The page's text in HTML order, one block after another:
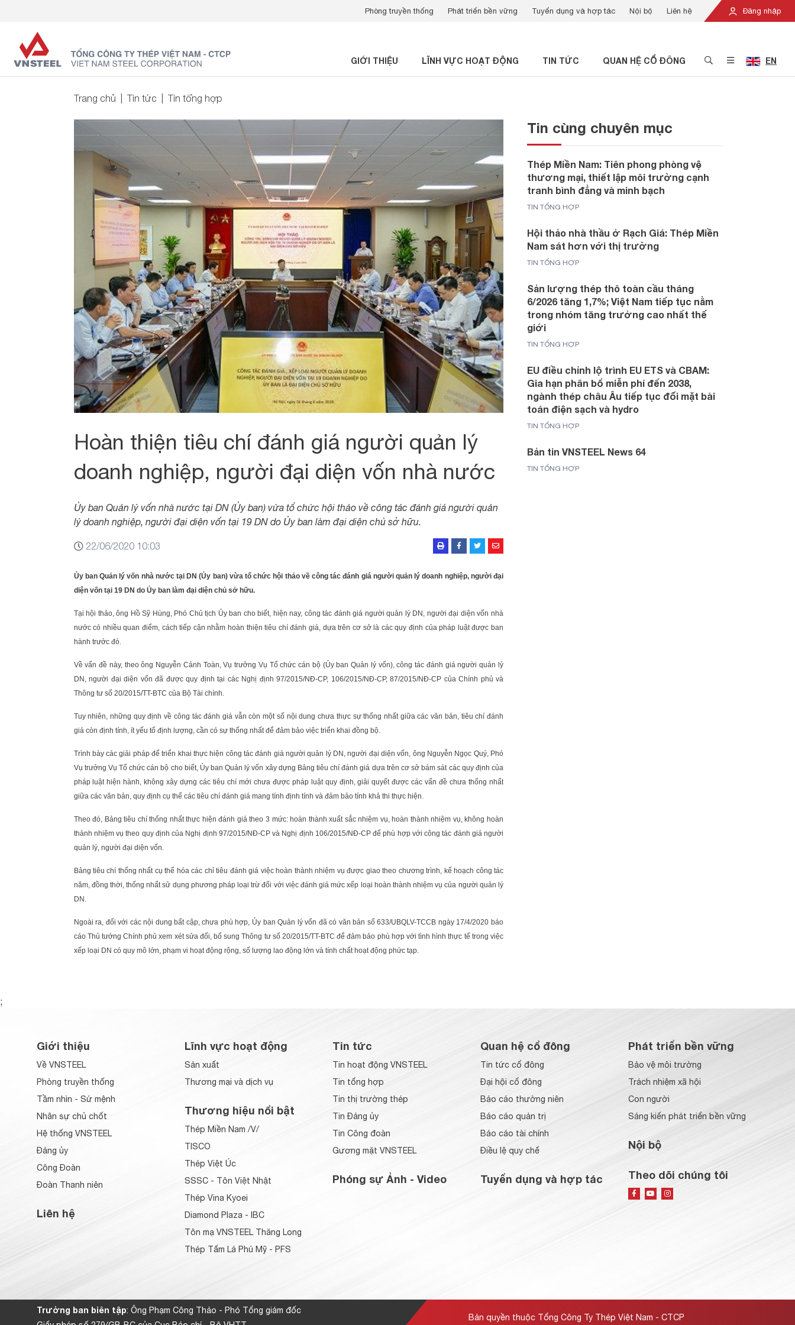
Đăng nhập
Phòng truyền thống Phát triển bền vững Tuyển dụng và hợp tác Nội bộ Liên hệ
GIỚI THIỆU LĨNH VỰC HOẠT ĐỘNG TIN TỨC QUAN HỆ CỔ ĐÔNG EN
Trang chủ Tin tức Tin tổng hợp
Hoàn thiện tiêu chí đánh giá người quản lý
doanh nghiệp, người đại diện vốn nhà nước
Ủy ban Quản lý vốn nhà nước tại DN (Ủy ban) vừa tổ chức hội thảo về công tác đánh giá người quản
lý doanh nghiệp, người đại diện vốn tại 19 DN do Ủy ban làm đại diện chủ sở hữu.
22/06/2020 10:03
Ủy ban Quản lý vốn nhà nước tại DN (Ủy ban) vừa tổ chức hội thảo về công tác đánh giá người quản lý doanh nghiệp, người đại
diện vốn tại 19 DN do Ủy ban làm đại diện chủ sở hữu.
Tại hội thảo, ông Hồ Sỹ Hùng, Phó Chủ tịch Ủy ban cho biết, hiện nay, công tác đánh giá người quản lý DN, người đại diện vốn nhà
nước có nhiều quan điểm, cách tiếp cận nhằm hoàn thiện tiêu chí đánh giá, dựa trên cơ sở là các quy định của pháp luật được ban
hành trước đó.
Về vấn đề này, theo ông Nguyễn Cảnh Toàn, Vụ trưởng Vụ Tổ chức cán bộ (Ủy ban Quản lý vốn), công tác đánh giá người quản lý
DN, người đại diện vốn đã được quy định tại các Nghị định 97/2015/NĐ-CP, 106/2015/NĐ-CP, 87/2015/NĐ-CP của Chính phủ và
Thông tư số 20/2015/TT-BTC của Bộ Tài chính.
Tuy nhiên, những quy định về công tác đánh giá vẫn còn một số nội dung chưa thực sự thống nhất giữa các văn bản, tiêu chí đánh
giá còn định tính, ít yếu tố định lượng, cần có sự thống nhất để đảm bảo việc triển khai đồng bộ.
Trình bày các giải pháp để triển khai thực hiện công tác đánh giá người quản lý DN, người đại diện vốn, ông Nguyễn Ngọc Quý, Phó
Vụ trưởng Vụ Tổ chức cán bộ cho biết, Ủy ban Quản lý vốn xây dựng Bảng tiêu chí đánh giá dựa trên cơ sở bám sát các quy định của
pháp luật hiện hành, không xây dựng các tiêu chí mới chưa được pháp luật quy định, giải quyết được các vấn đề chưa thống nhất
giữa các văn bản, quy định cụ thể các tiêu chí đánh giá mang tính định tính và đảm bảo tính khả thi thực hiện.
Theo đó, Bảng tiêu chí thống nhất thực hiện đánh giá theo 3 mức: hoàn thành xuất sắc nhiệm vụ, hoàn thành nhiệm vụ, không hoàn
thành nhiệm vụ theo quy định của Nghị định 97/2015/NĐ-CP và Nghị định 106/2015/NĐ-CP để phù hợp với công tác đánh giá người
quản lý, người đại diện vốn.
Bảng tiêu chí thống nhất cụ thể hóa các chỉ tiêu đánh giá việc hoàn thành nhiệm vụ được giao theo chương trình, kế hoạch công tác
năm, đồng thời, thống nhất sử dụng phương pháp loại trừ đối với việc đánh giá mức xếp loại hoàn thành nhiệm vụ của người quản lý
DN.
Ngoài ra, đối với các nội dung bất cập, chưa phù hợp, Ủy ban Quản lý vốn đã có văn bản số 633/UBQLV-TCCB ngày 17/4/2020 báo
cáo Thủ tướng Chính phủ xem xét sửa đổi, bổ sung Thông tư số 20/2015/TT-BTC để đảm bảo phù hợp với tình hình thực tế trong việc
xếp loại DN có quy mô lớn, phạm vi hoạt động rộng, số lượng lao động lớn và tính chất hoạt động phức tạp.
Tin cùng chuyên mục
Thép Miền Nam: Tiên phong phòng vệ
thương mại, thiết lập môi trường cạnh
tranh bình đẳng và minh bạch
TIN TỔNG HỢP
Hội thảo nhà thầu ở Rạch Giá: Thép Miền
Nam sát hơn với thị trường
TIN TỔNG HỢP
Sản lượng thép thô toàn cầu tháng
6/2026 tăng 1,7%; Việt Nam tiếp tục nằm
trong nhóm tăng trưởng cao nhất thế
giới
TIN TỔNG HỢP
EU điều chỉnh lộ trình EU ETS và CBAM:
Gia hạn phân bổ miễn phí đến 2038,
ngành thép châu Âu tiếp tục đối mặt bài
toán điện sạch và hydro
TIN TỔNG HỢP
Bản tin VNSTEEL News 64
TIN TỔNG HỢP
;
Giới thiệu
Về VNSTEEL
Phòng truyền thống
Tầm nhìn - Sứ mệnh
Nhân sự chủ chốt
Hệ thống VNSTEEL
Đảng ủy
Công Đoàn
Đoàn Thanh niên
Liên hệ
Lĩnh vực hoạt động
Sản xuất
Thương mại và dịch vụ
Thương hiệu nổi bật
Thép Miền Nam /V/
TISCO
Thép Việt Úc
SSSC - Tôn Việt Nhật
Thép Vina Kyoei
Diamond Plaza - IBC
Tôn mạ VNSTEEL Thăng Long
Thép Tấm Lá Phú Mỹ - PFS
Tin tức
Tin hoạt động VNSTEEL
Tin tổng hợp
Tin thị trường thép
Tin Đảng ủy
Tin Công đoàn
Gương mặt VNSTEEL
Phóng sự Ảnh - Video
Quan hệ cổ đông
Tin tức cổ đông
Đại hội cổ đông
Báo cáo thường niên
Báo cáo quản trị
Báo cáo tài chính
Điều lệ quy chế
Tuyển dụng và hợp tác
Phát triển bền vững
Bảo vệ môi trường
Trách nhiệm xã hội
Con người
Sáng kiến phát triển bền vững
Nội bộ
Theo dõi chúng tôi
Trưởng ban biên tập: Ông Phạm Công Thảo - Phó Tổng giám đốc
Bản quyền thuộc Tổng Công Ty Thép Việt Nam - CTCP